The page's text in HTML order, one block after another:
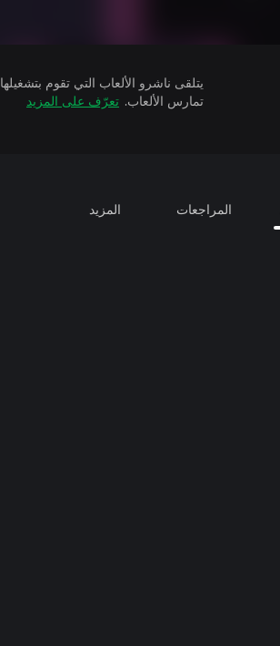
تمارس الألعاب. تعرّف على المزيد
المراجعات المزيد